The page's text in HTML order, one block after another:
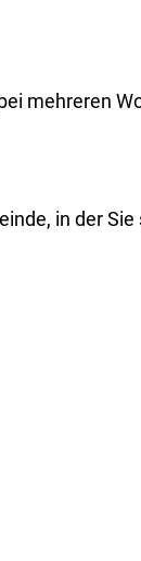
mehreren
in der